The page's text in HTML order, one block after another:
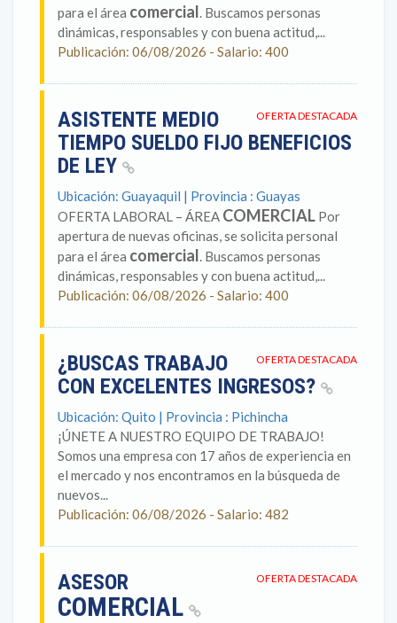
para el área comercial. Buscamos personas
dinámicas, responsables y con buena actitud,...
Publicación: 06/08/2026 - Salario: 400
OFERTA DESTACADA
ASISTENTE MEDIO
TIEMPO SUELDO FIJO BENEFICIOS
DE LEY
Ubicación: Guayaquil | Provincia : Guayas
OFERTA LABORAL – ÁREA COMERCIAL Por
apertura de nuevas oficinas, se solicita personal
para el área comercial. Buscamos personas
dinámicas, responsables y con buena actitud,...
Publicación: 06/08/2026 - Salario: 400
OFERTA DESTACADA
¿BUSCAS TRABAJO
CON EXCELENTES INGRESOS?
Ubicación: Quito | Provincia : Pichincha
¡ÚNETE A NUESTRO EQUIPO DE TRABAJO!
Somos una empresa con 17 años de experiencia en
el mercado y nos encontramos en la búsqueda de
nuevos...
Publicación: 06/08/2026 - Salario: 482
OFERTA DESTACADA
ASESOR
COMERCIAL